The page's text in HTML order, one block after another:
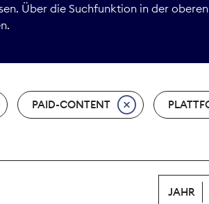
Print
Über die Suchfunktion in der
PAID-CONTENT
JAHR